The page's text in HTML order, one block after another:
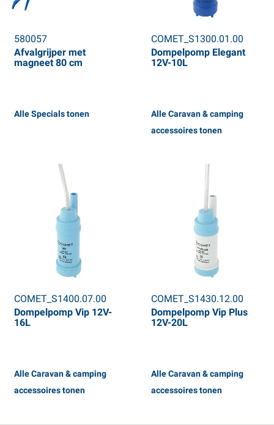
580057
Afvalgrijper met
magneet 80 cm
Alle Specials tonen
COMET_S1300.01.00
Dompelpomp Elegant
12V-10L
Alle Caravan & camping
accessoires tonen
COMET_S1400.07.00
Dompelpomp Vip 12V-
16L
Alle Caravan & camping
accessoires tonen
COMET_S1430.12.00
Dompelpomp Vip Plus
12V-20L
Alle Caravan & camping
accessoires tonen